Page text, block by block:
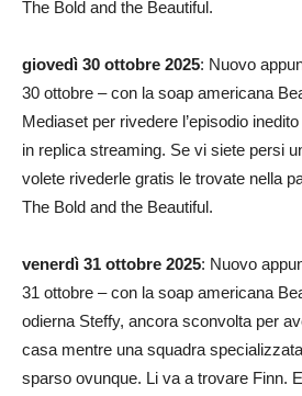
The Bold and the Beautiful.
giovedì 30 ottobre 2025: Nuovo
30 ottobre – con la soap americana
Mediaset per rivedere l’episodio
in replica streaming. Se vi siete persi
volete rivederle gratis le trovate nella
The Bold and the Beautiful.
venerdì 31 ottobre 2025: Nuovo
31 ottobre – con la soap americana
odierna Steffy, ancora sconvolta per
casa mentre una squadra
sparso ovunque. Li va a trovare Finn.